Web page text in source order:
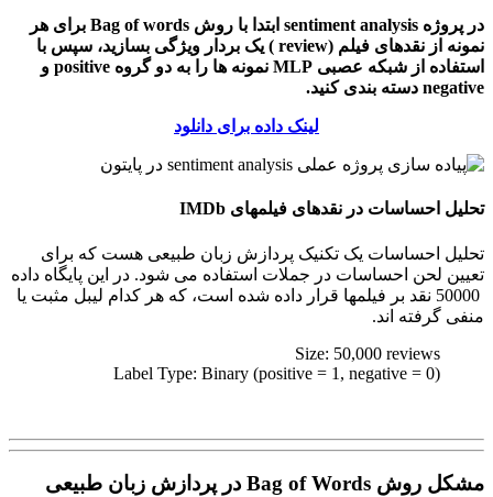
در پروژه sentiment analysis ابتدا با روش Bag of words برای هر
نمونه از نقدهای فیلم (review ) یک بردار ویژگی بسازید، سپس با
استفاده از شبکه عصبی MLP نمونه ها را به دو گروه positive و
negative دسته بندی کنید.
لینک داده برای دانلود
تحلیل احساسات در نقدهای فیلمهای IMDb
تحلیل احساسات یک تکنیک پردازش زبان طبیعی هست که برای
تعیین لحن احساسات در جملات استفاده می شود. در این پایگاه داده
50000 نقد بر فیلمها قرار داده شده است، که هر کدام لیبل مثبت یا
منفی گرفته اند.
Size: 50,000 reviews
Label Type: Binary (positive = 1, negative = 0)
مشکل روش